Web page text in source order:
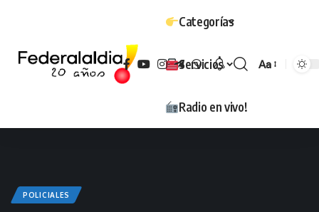
Categorías
Servicios
Radio en vivo!
Tamaño
Aa
POLICIALES